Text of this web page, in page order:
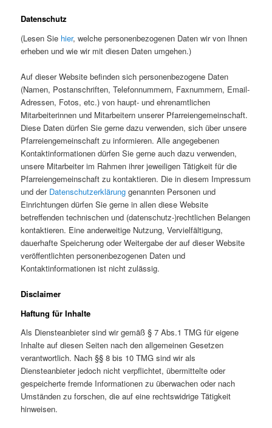
Datenschutz
(Lesen Sie hier, welche personenbezogenen Daten wir von Ihnen
erheben und wie wir mit diesen Daten umgehen.)
Auf dieser Website befinden sich personenbezogene Daten
(Namen, Postanschriften, Telefonnummern, Faxnummern, Email-
Adressen, Fotos, etc.) von haupt- und ehrenamtlichen
Mitarbeiterinnen und Mitarbeitern unserer Pfarreiengemeinschaft.
Diese Daten dürfen Sie gerne dazu verwenden, sich über unsere
Pfarreiengemeinschaft zu informieren. Alle angegebenen
Kontaktinformationen dürfen Sie gerne auch dazu verwenden,
unsere Mitarbeiter im Rahmen ihrer jeweiligen Tätigkeit für die
Pfarreiengemeinschaft zu kontaktieren. Die in diesem Impressum
und der Datenschutzerklärung genannten Personen und
Einrichtungen dürfen Sie gerne in allen diese Website
betreffenden technischen und (datenschutz-)rechtlichen Belangen
kontaktieren. Eine anderweitige Nutzung, Vervielfältigung,
dauerhafte Speicherung oder Weitergabe der auf dieser Website
veröffentlichten personenbezogenen Daten und
Kontaktinformationen ist nicht zulässig.
Disclaimer
Haftung für Inhalte
Als Diensteanbieter sind wir gemäß § 7 Abs.1 TMG für eigene
Inhalte auf diesen Seiten nach den allgemeinen Gesetzen
verantwortlich. Nach §§ 8 bis 10 TMG sind wir als
Diensteanbieter jedoch nicht verpflichtet, übermittelte oder
gespeicherte fremde Informationen zu überwachen oder nach
Umständen zu forschen, die auf eine rechtswidrige Tätigkeit
hinweisen.